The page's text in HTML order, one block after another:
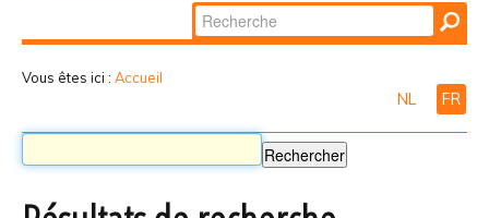
Chercher par
Recherche
Vous êtes ici : Accueil
NL FR